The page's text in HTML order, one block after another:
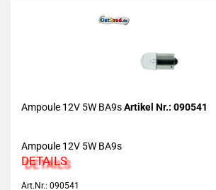
Ampoule 12V 5W BA9sArtikel Nr.: 090541
Ampoule 12V 5W BA9s
DETAILS
Art.Nr.: 090541